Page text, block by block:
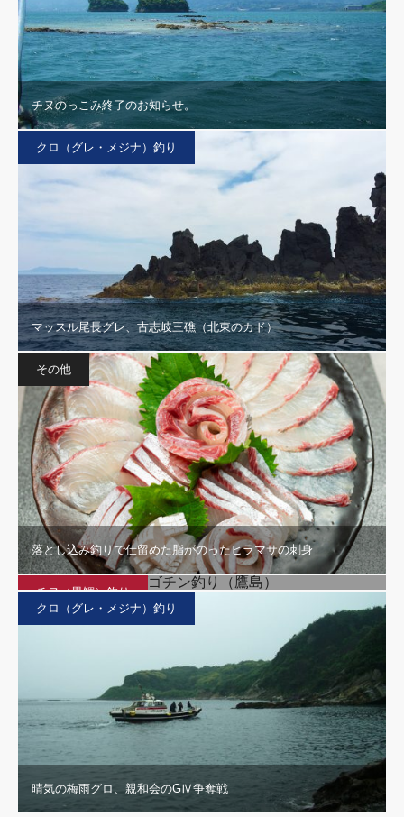
チヌのっこみ終了のお知らせ。
クロ（グレ・メジナ）釣り
マッスル尾長グレ、古志岐三礁（北東のカド）
その他
落とし込み釣りで仕留めた脂がのったヒラマサの刺身
チヌ（黒鯛）釣り
盆休み、大雨のダゴチン釣り（鷹島）
クロ（グレ・メジナ）釣り
晴気の梅雨グロ、親和会のGⅣ争奪戦